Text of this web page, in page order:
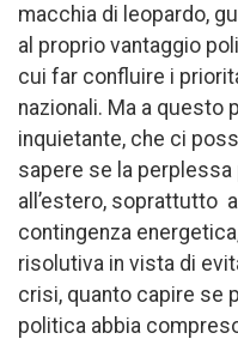
macchia di leopardo,
al proprio vantaggio
cui far confluire i
nazionali. Ma a questo
inquietante, che ci
sapere se la perplessa
all’estero, soprattutto
contingenza
risolutiva in vista di
crisi, quanto capire se
politica abbia